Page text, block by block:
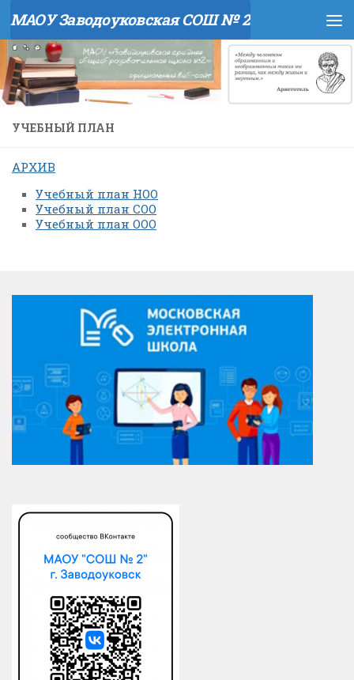
Перейти к содержимому
МАОУ Заводоуковская СОШ № 2
УЧЕБНЫЙ ПЛАН
АРХИВ
Учебный план НОО
Учебный план СОО
Учебный план ООО